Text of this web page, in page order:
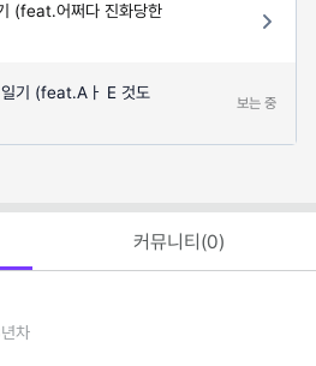
(feat.어쩌다 진화당한
일기 (feat.Aㅏ E 것도
보는 중
커뮤니티(0)
차